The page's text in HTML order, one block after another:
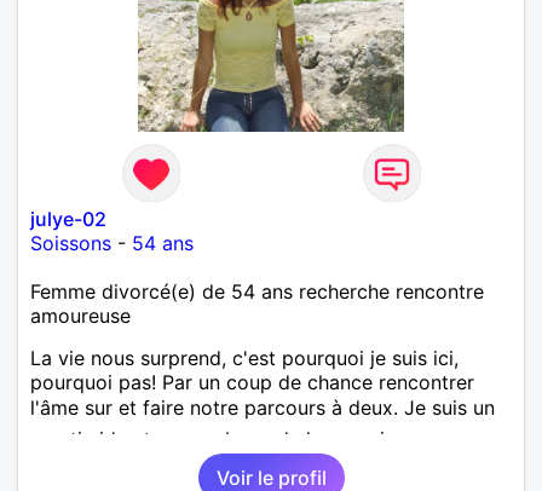
julye-02
Soissons - 54 ans
Femme divorcé(e) de 54 ans recherche rencontre
amoureuse
La vie nous surprend, c'est pourquoi je suis ici,
pourquoi pas! Par un coup de chance rencontrer
l'âme sur et faire notre parcours à deux. Je suis un
peu timide et un peu bavarde lorsque je me sens
bien. J'attends de vos nouvelles.
Voir le profil